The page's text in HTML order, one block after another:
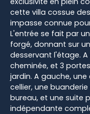
cette villa cossue
impasse connue
L'entrée se fait par
forgé, donnant sur
desservant l'étage.
cheminée, et 3
jardin. A gauche,
cellier, une
bureau, et une suite
indépendante